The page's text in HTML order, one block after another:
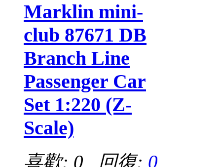
Marklin mini-
club 87671 DB
Branch Line
Passenger Car
Set 1:220 (Z-
Scale)
喜歡: 0 回復: 0